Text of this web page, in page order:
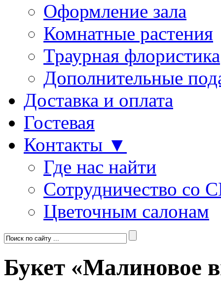
Оформление зала
Комнатные растения
Траурная флористика
Дополнительные
Доставка и оплата
Гостевая
Контакты ▼
Где нас найти
Сотрудничество со
Цветочным салонам
Букет «Малиновое